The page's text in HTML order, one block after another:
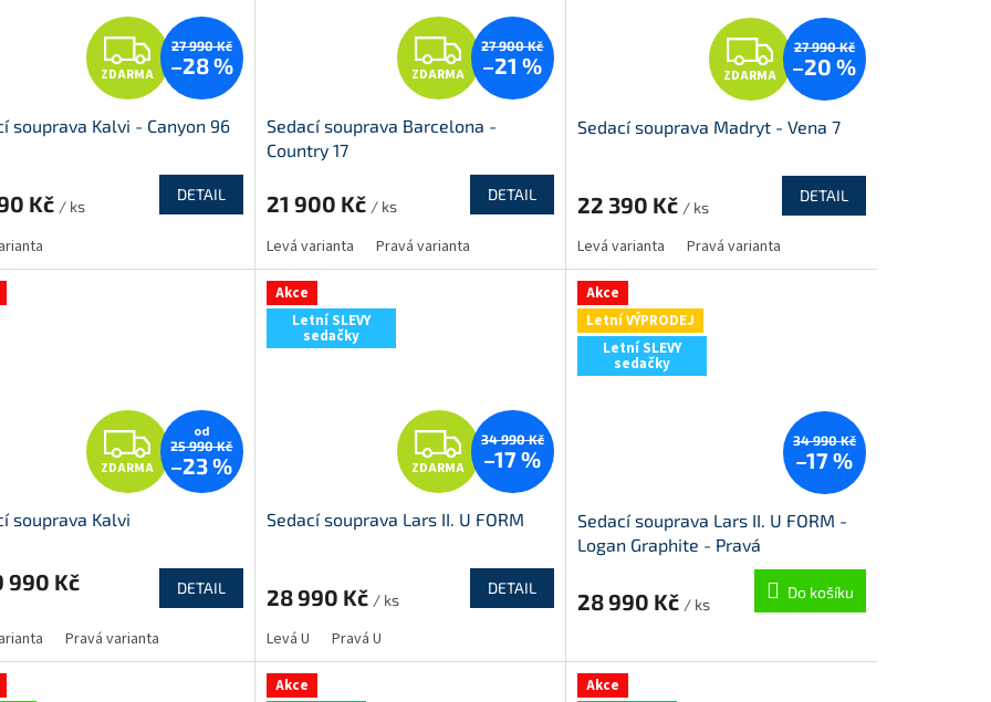
Z
D
A
R
A
ZDARMA
27 990 Kč
–28 %
souprava Kalvi - Canyon 96
Kč / ks
DETAIL
Z
D
A
R
M
A
ZDARMA
27 900 Kč
–21 %
Sedací souprava Barcelona -
Country 17
21 900 Kč / ks
DETAIL
Levá varianta Pravá varianta
Z
D
A
R
M
A
ZDARMA
27 990 Kč
–20 %
Sedací souprava Madryt - Vena 7
22 390 Kč / ks
DETAIL
Levá varianta Pravá varianta
Z
D
R
M
A
ZDARMA
od
25 990 Kč
–23 %
souprava Kalvi
990 Kč DETAIL
Pravá varianta
Akce
Letní SLEVY
sedačky
Z
D
A
R
A
ZDARMA
34 990 Kč
–17 %
Sedací souprava Lars II. U FORM
28 990 Kč / ks
DETAIL
Levá U Pravá U
Akce
Letní VÝPRODEJ
Letní SLEVY
sedačky
34 990 Kč
–17 %
Sedací souprava Lars II. U FORM -
Logan Graphite - Pravá
28 990 Kč / ks
Do košíku
Akce
Akce